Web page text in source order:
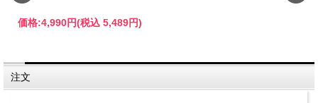
価格:4,990円(税込 5,489円)
注文